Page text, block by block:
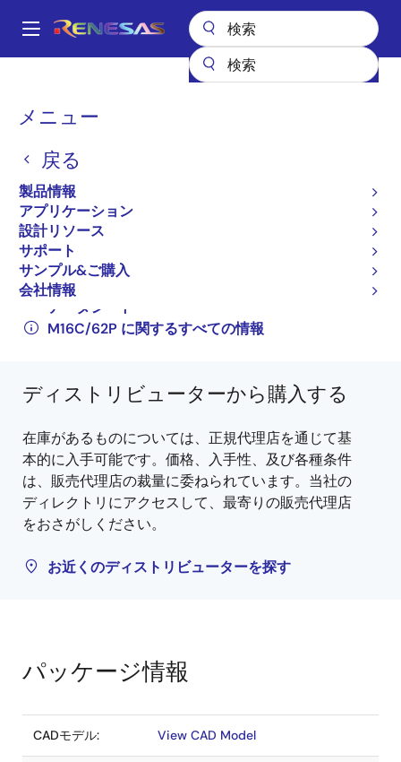
ン
Main
メニュー
戻る
製品情報
アプリケーション
設計リソース
サポート
サンプル&ご購入
会社情報
パ
く
ず
マイクロコントローラとマイクロプロセッサ
M16C/62P
M30626SPGP#D5C
廃止品
16 ビットマイクロコンピュータ（新規採用非推
奨品）
M16C/62Pグループ（M16C/62P、M16C/62PT）
データシート
M16C/62P に関するすべての情報
ディストリビューターから購入する
在庫があるものについては、正規代理店を通じて基
本的に入手可能です。価格、入手性、及び各種条件
は、販売代理店の裁量に委ねられています。当社の
ディレクトリにアクセスして、最寄りの販売代理店
をおさがしください。
お近くのディストリビューターを探す
パッケージ情報
CADモデル: View CAD Model